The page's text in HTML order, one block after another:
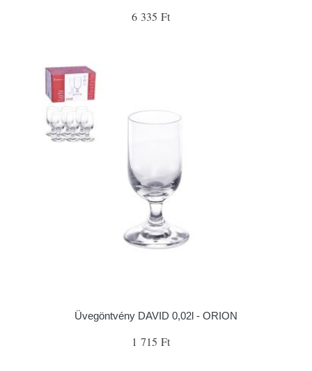
6 335 Ft
Üvegöntvény DAVID 0,02l - ORION
1 715 Ft